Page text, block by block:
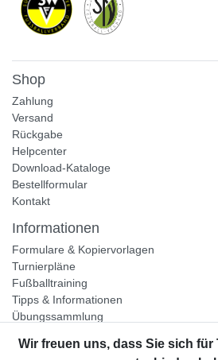
Shop
Zahlung
Versand
Rückgabe
Helpcenter
Download-Kataloge
Bestellformular
Kontakt
Informationen
Formulare & Kopiervorlagen
Turnierpläne
Fußballtraining
Tipps & Informationen
Übungssammlung
Unternehmen